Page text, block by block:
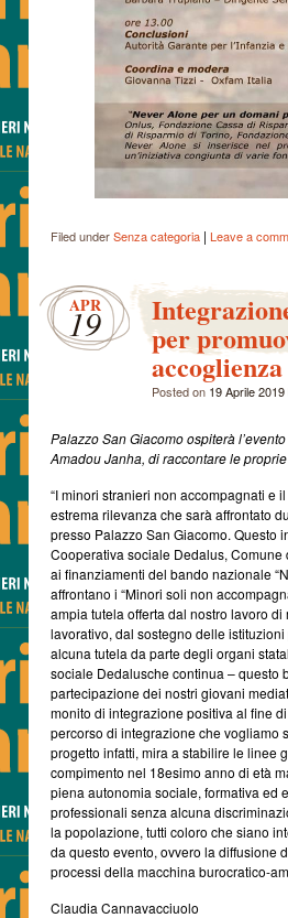
Filed underSenza categoria | Leave a
APR
19 per
Posted on 19 Aprile 2019
Palazzo San Giacomo ospiterà
Amadou Janha, di raccontare le
“I minori stranieri non accompagnati e
estrema rilevanza che sarà affrontato
presso Palazzo San Giacomo. Questo
Cooperativa sociale Dedalus,
ai finanziamenti del bando nazionale
affrontano i “Minori soli non
ampia tutela offerta dal nostro lavoro
lavorativo, dal sostegno delle
alcuna tutela da parte degli organi
sociale Dedalusche continua – questo
partecipazione dei nostri giovani
monito di integrazione positiva al fine
percorso di integrazione che vogliamo
progetto infatti, mira a stabilire le linee
compimento nel 18esimo anno di età
piena autonomia sociale, formativa ed
professionali senza alcuna
la popolazione, tutti coloro che siano
da questo evento, ovvero la diffusione
processi della macchina burocratico-
Claudia Cannavacciuolo